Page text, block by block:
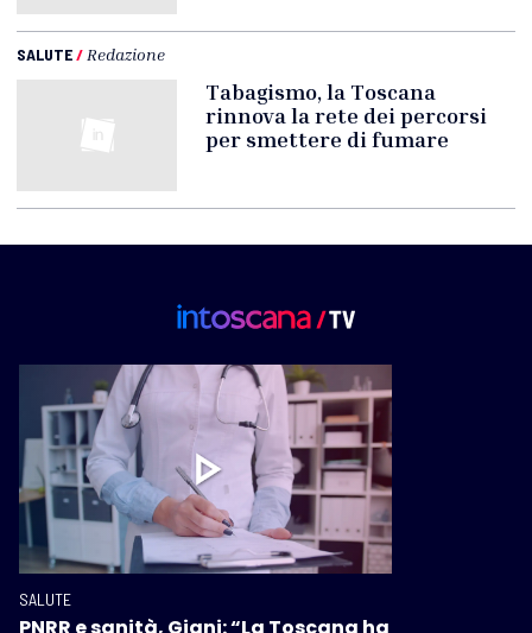
SALUTE/ Redazione
Tabagismo, la Toscana
rinnova la rete dei percorsi
per smettere di fumare
SALUTE